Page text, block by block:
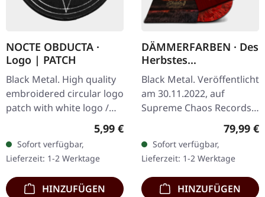
NOCTE OBDUCTA ·
Logo | PATCH
Black Metal. High quality
embroidered circular logo
patch with white logo /
embroidered edge. Size
ca. 10 cm diameter
Regulärer Preis:
5,99 €
Sofort verfügbar,
Lieferzeit: 1-2 Werktage
HINZUFÜGEN
DÄMMERFARBEN · Des
Herbstes
Trauerhymnen MMXX
| WOODEN LP BOX
Black Metal. Veröffentlicht
am 30.11.2022, auf
Supreme Chaos Records.
Mahaghoni-farbene Holz-
Box mit graviertem Logo,
Titel und…
79,99 €
Sofort verfügbar,
Lieferzeit: 1-2 Werktage
HINZUFÜGEN